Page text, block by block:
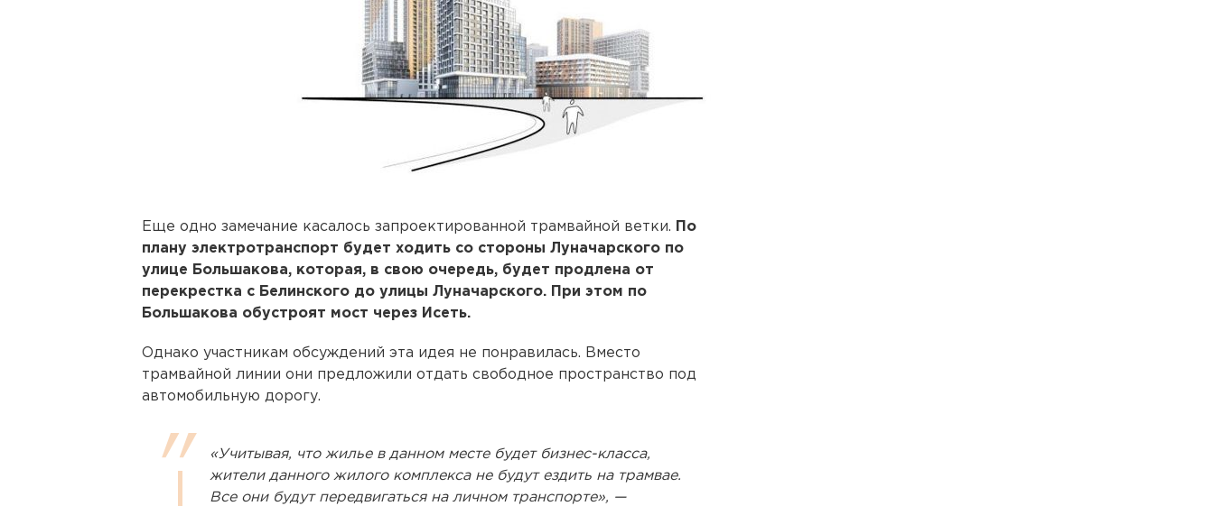
Еще одно замечание касалось запроектированной трамвайной ветки.
По
плану электротранспорт будет ходить со стороны Луначарского по
улице Большакова, которая, в свою очередь, будет продлена от
перекрестка с Белинского до улицы Луначарского. При этом по
Большакова обустроят мост через Исеть.
Однако участникам обсуждений эта идея не понравилась. Вместо
трамвайной линии они предложили отдать свободное пространство под
автомобильную дорогу.
«Учитывая, что жилье в данном месте будет бизнес-класса,
жители данного жилого комплекса не будут ездить на трамвае.
Все они будут передвигаться на личном транспорте», —